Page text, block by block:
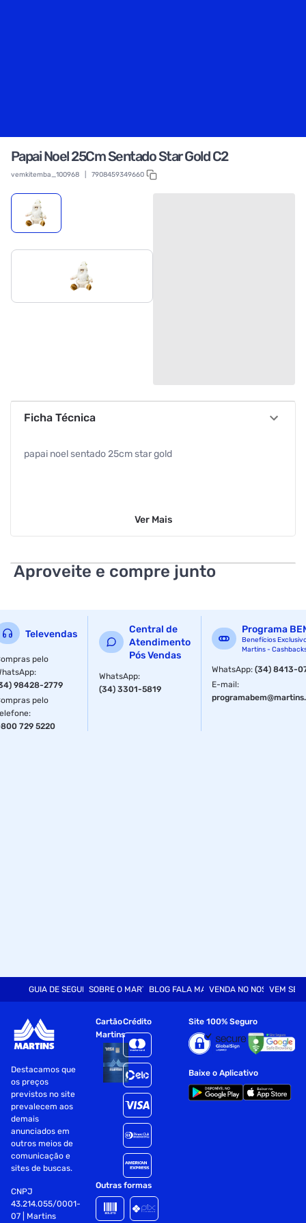
Papai Noel 25Cm Sentado Star Gold C2
vemkitemba_100968 7908459349660
Ficha Técnica
papai noel sentado 25cm star gold
Ver Mais
Aproveite e compre junto
Televendas
pelo
:
98428-2779
pelo
:
729 5220
Central de
Atendimento
Pós Vendas
WhatsApp:
(34) 3301-5819
Programa
Benefícios
Martins -
WhatsApp:(34) 8413-
E-mail:
GUIA DE SEGURANÇASOBRE O MARTINSBLOG FALA MARTVENDA NO NOSSO SITE
VEM SER
Destacamos que
os preços
previstos no site
prevalecem aos
demais
anunciados em
outros meios de
comunicação e
sites de buscas.
CNPJ
43.214.055/0001-
07 | Martins
Cartão
Martins
Crédito
Outras formas
Site 100% Seguro
Baixe o Aplicativo